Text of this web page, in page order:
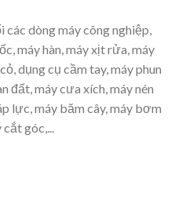
dòng máy công nghiệp,
máy hàn, máy xịt rửa, máy
dụng cụ cầm tay, máy phun
đất, máy cưa xích, máy nén
lực, máy băm cây, máy bơm
góc,...